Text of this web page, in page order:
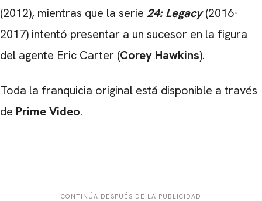
(2012), mientras que la serie 24: Legacy(2016-
2017) intentó presentar a un sucesor en la figura
del agente Eric Carter (Corey Hawkins).
Toda la franquicia original está disponible a través
de Prime Video.
CONTINÚA DESPUÉS DE LA PUBLICIDAD